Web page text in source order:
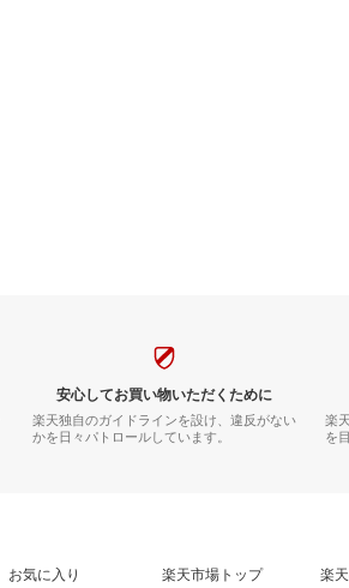
安心してお買い物いただくために
楽天独自のガイドラインを設け、違反がない
かを日々パトロールしています。
楽
を
お気に入り 楽天市場トップ 楽